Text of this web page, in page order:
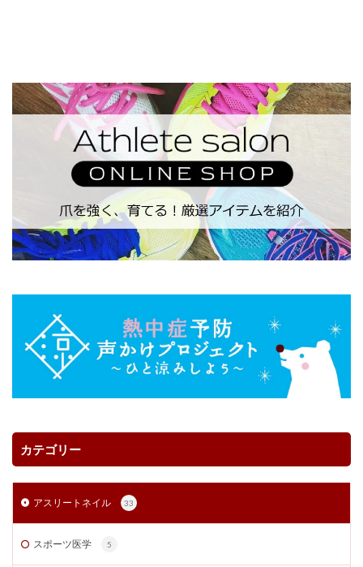
カテゴリー
アスリートネイル 33
スポーツ医学 5